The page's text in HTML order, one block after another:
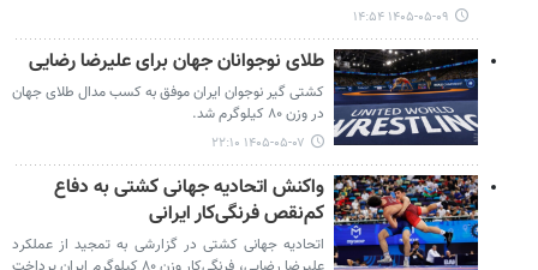
۱۴۰۵-۰۵-۰۹ ۱۴:۵۴
طلای نوجوانان جهان برای علیرضا رضایی
کشتی گیر نوجوان ایران موفق به کسب مدال طلای جهان
در وزن ۸۰ کیلوگرم شد.
۱۴۰۵-۰۵-۰۷ ۲۲:۱۰
واکنش اتحادیه جهانی کشتی به دفاع
کم‌نقص فرنگی‌کار ایرانی
اتحادیه جهانی کشتی در گزارشی به تمجید از عملکرد